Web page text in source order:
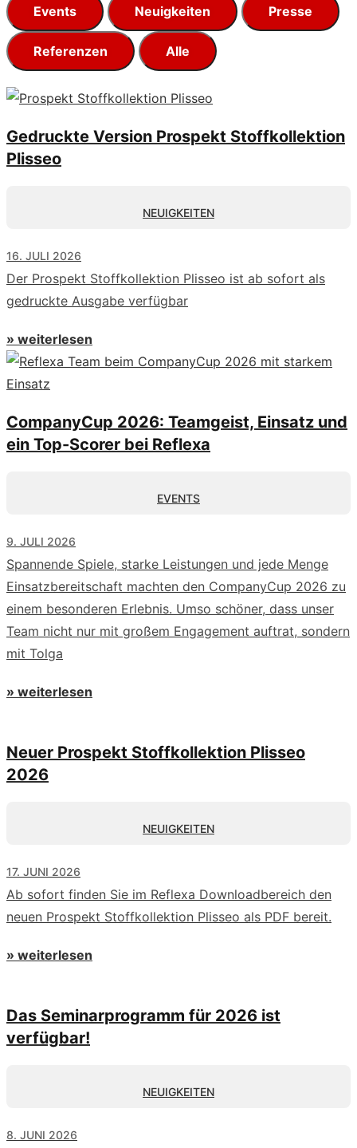
Events Neuigkeiten Presse
Referenzen Alle
Gedruckte Version Prospekt Stoffkollektion
Plisseo
NEUIGKEITEN
16. JULI 2026
Der Prospekt Stoffkollektion Plisseo ist ab sofort als
gedruckte Ausgabe verfügbar
» weiterlesen
CompanyCup 2026: Teamgeist, Einsatz und
ein Top-Scorer bei Reflexa
EVENTS
9. JULI 2026
Spannende Spiele, starke Leistungen und jede Menge
Einsatzbereitschaft machten den CompanyCup 2026 zu
einem besonderen Erlebnis. Umso schöner, dass unser
Team nicht nur mit großem Engagement auftrat, sondern
mit Tolga
» weiterlesen
Neuer Prospekt Stoffkollektion Plisseo
2026
NEUIGKEITEN
17. JUNI 2026
Ab sofort finden Sie im Reflexa Downloadbereich den
neuen Prospekt Stoffkollektion Plisseo als PDF bereit.
» weiterlesen
Das Seminarprogramm für 2026 ist
verfügbar!
NEUIGKEITEN
8. JUNI 2026